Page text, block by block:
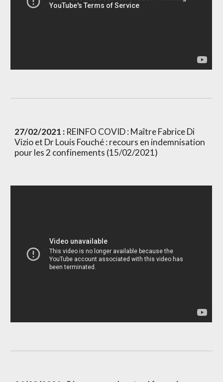
27/02/2021 : REINFO COVID : Maître Fabrice Di
Vizio et Dr Louis Fouché : recours en indemnisation
pour les 2 confinements (15/02/2021)